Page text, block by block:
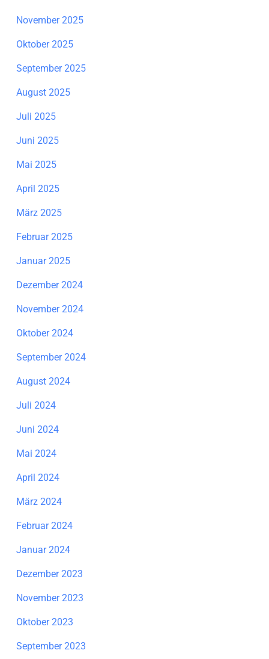
November 2025
Oktober 2025
September 2025
August 2025
Juli 2025
Juni 2025
Mai 2025
April 2025
März 2025
Februar 2025
Januar 2025
Dezember 2024
November 2024
Oktober 2024
September 2024
August 2024
Juli 2024
Juni 2024
Mai 2024
April 2024
März 2024
Februar 2024
Januar 2024
Dezember 2023
November 2023
Oktober 2023
September 2023